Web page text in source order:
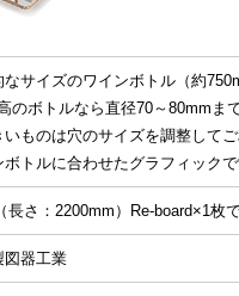
なサイズのワインボトル（約
のボトルなら直径70～80mmま
いものは穴のサイズを調整して
ボトルに合わせたグラフィック
長さ：2200mm）Re-board×1枚
図器工業